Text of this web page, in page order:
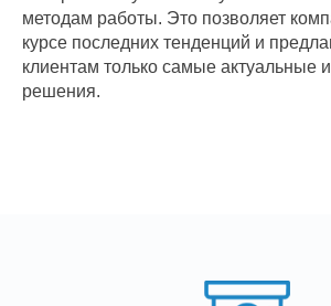
методам работы. Это позволяет
курсе последних тенденций и
клиентам только самые актуальные
решения.